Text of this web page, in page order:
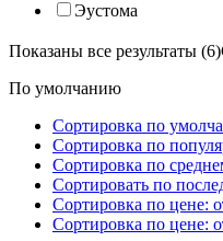
Эустома
Показаны все результаты (6)
По умолчанию
Сортировка по
Сортировка по
Сортировка по
Сортировать по
Сортировка по цене:
Сортировка по цене: